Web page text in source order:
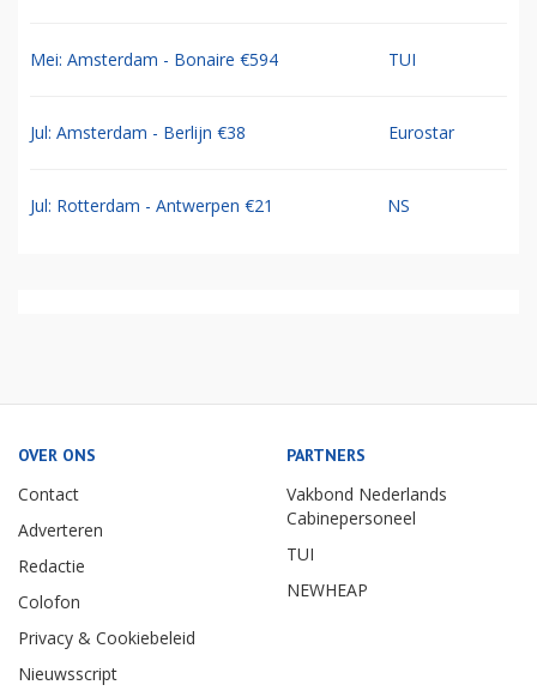
Mei: Amsterdam - Bonaire €594 TUI
Jul: Amsterdam - Berlijn €38 Eurostar
Jul: Rotterdam - Antwerpen €21 NS
OVER ONS
Contact
Adverteren
Redactie
Colofon
Privacy & Cookiebeleid
Nieuwsscript
PARTNERS
Vakbond Nederlands
Cabinepersoneel
TUI
NEWHEAP